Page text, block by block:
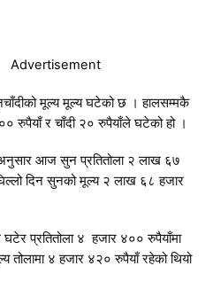
मूल्य मूल्य घटेको छ । हालसम्मकै
रुपैयाँ र चाँदी २० रुपैयाँले घटेको हो ।
अनुसार आज सुन प्रतितोला २ लाख ६७
दिन सुनको मूल्य २ लाख ६८ हजार
प्रतितोला ४ हजार ४०० रुपैयाँमा
तोलामा ४ हजार ४२० रुपैयाँ रहेको थियो